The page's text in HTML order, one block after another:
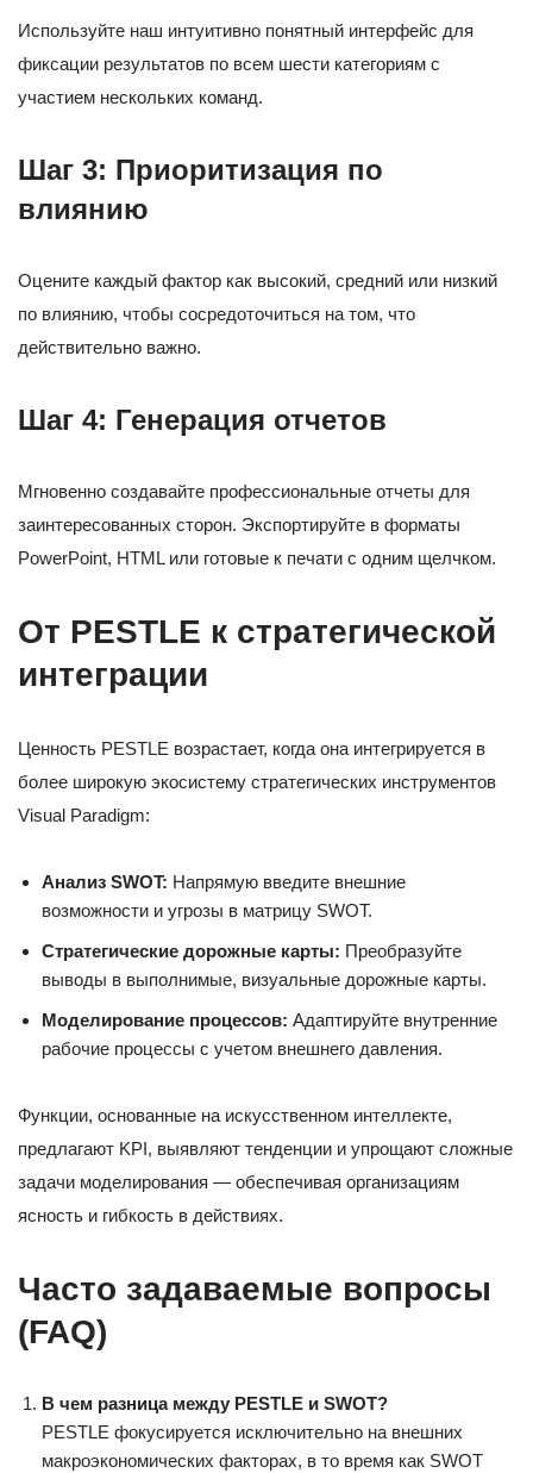
Используйте наш интуитивно понятный интерфейс для
фиксации результатов по всем шести категориям с
участием нескольких команд.
Шаг 3: Приоритизация по
влиянию
Оцените каждый фактор как высокий, средний или низкий
по влиянию, чтобы сосредоточиться на том, что
действительно важно.
Шаг 4: Генерация отчетов
Мгновенно создавайте профессиональные отчеты для
заинтересованных сторон. Экспортируйте в форматы
PowerPoint, HTML или готовые к печати с одним щелчком.
От PESTLE к стратегической
интеграции
Ценность PESTLE возрастает, когда она интегрируется в
более широкую экосистему стратегических инструментов
Visual Paradigm:
Анализ SWOT: Напрямую введите внешние
возможности и угрозы в матрицу SWOT.
Стратегические дорожные карты: Преобразуйте
выводы в выполнимые, визуальные дорожные карты.
Моделирование процессов: Адаптируйте внутренние
рабочие процессы с учетом внешнего давления.
Функции, основанные на искусственном интеллекте,
предлагают KPI, выявляют тенденции и упрощают сложные
задачи моделирования — обеспечивая организациям
ясность и гибкость в действиях.
Часто задаваемые вопросы
(FAQ)
В чем разница между PESTLE и SWOT?
PESTLE фокусируется исключительно на внешних
макроэкономических факторах, в то время как SWOT